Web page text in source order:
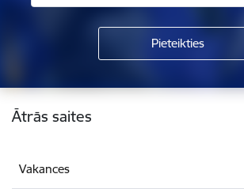
Kājene
Ātrās saites
Vakances